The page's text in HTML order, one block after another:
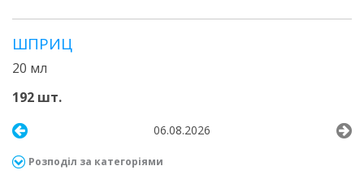
ШПРИЦ
20 мл
192 шт.
06.08.2026
Розподіл за категоріями